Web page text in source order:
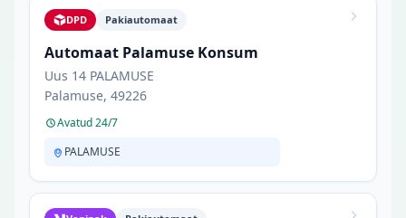
DPD Pakiautomaat
Automaat Palamuse Konsum
Uus 14 PALAMUSE
Palamuse, 49226
Avatud 24/7
PALAMUSE